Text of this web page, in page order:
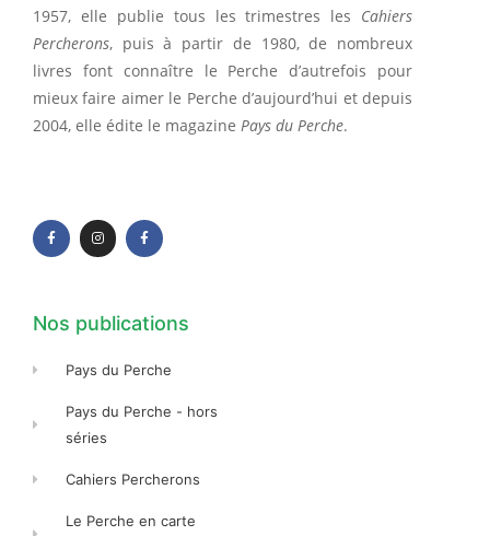
1957, elle publie tous les trimestres les Cahiers
Percherons, puis à partir de 1980, de nombreux
livres font connaître le Perche d’autrefois pour
mieux faire aimer le Perche d’aujourd’hui et depuis
2004, elle édite le magazine Pays du Perche.
c
e
b
o
s
t
a
g
c
e
b
o
Nos publications
Pays du Perche
Pays du Perche - hors
séries
Cahiers Percherons
Le Perche en carte